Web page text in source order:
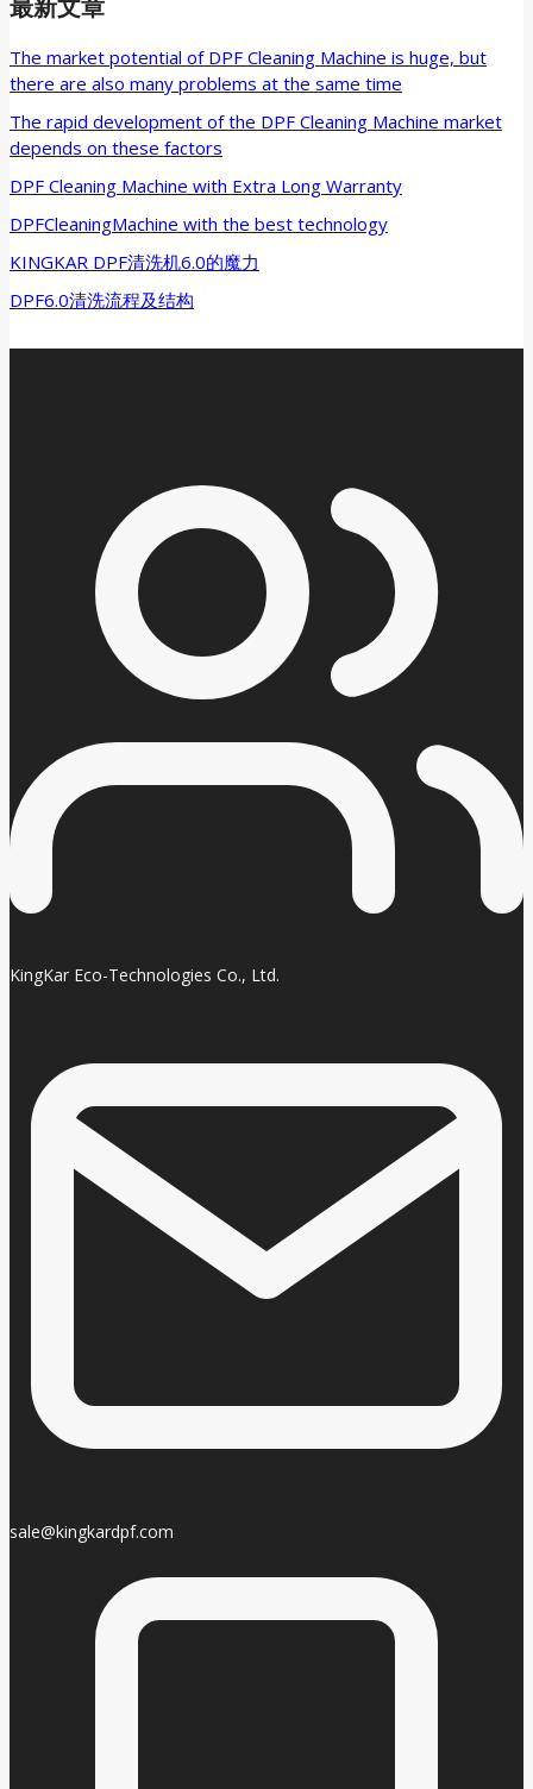
最新文章
The market potential of DPF Cleaning Machine is huge, but
there are also many problems at the same time
The rapid development of the DPF Cleaning Machine market
depends on these factors
DPF Cleaning Machine with Extra Long Warranty
DPFCleaningMachine with the best technology
KINGKAR DPF清洗机6.0的魔力
DPF6.0清洗流程及结构
KingKar Eco-Technologies Co., Ltd.
sale@kingkardpf.com